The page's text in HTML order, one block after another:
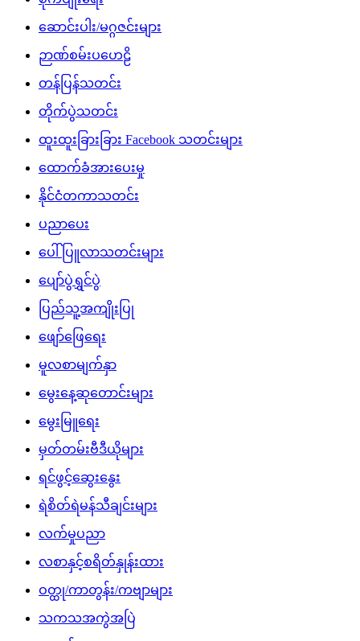
ဆောင်းပါး/မဂ္ဂဇင်းများ
ဉာဏ်စမ်းပဟေဠိ
တန်ပြန်သတင်း
တိုက်ပွဲသတင်း
ထူးထူးခြားခြား Facebook သတင်းများ
ထောက်ခံအားပေးမှု
နိုင်ငံတကာသတင်း
ပညာပေး
ပေါ်ပြူလာသတင်းများ
ပျော်ပွဲရွှင်ပွဲ
ပြည်သူ့အကျိုးပြု
ဖျော်ဖြေရေး
မူလစာမျက်နှာ
မွေးနေ့ဆုတောင်းများ
မွေးမြူရေး
မှတ်တမ်းဗီဒီယိုများ
ရင်ဖွင့်ဆွေးနွေး
ရဲစိတ်ရဲမန်သီချင်းများ
လက်မှုပညာ
လစာနှင့်စရိတ်နှုန်းထား
ဝတ္ထု/ကာတွန်း/ကဗျာများ
သကသအကွဲအပြဲ